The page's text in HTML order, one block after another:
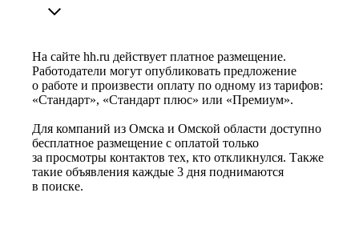
На сайте hh.ru действует платное размещение.
Работодатели могут опубликовать предложение
о работе и произвести оплату по одному из тарифов:
«Стандарт», «Стандарт плюс» или «Премиум».
Для компаний из Омска и Омской области доступно
бесплатное размещение с оплатой только
за просмотры контактов тех, кто откликнулся. Также
такие объявления каждые 3 дня поднимаются
в поиске.